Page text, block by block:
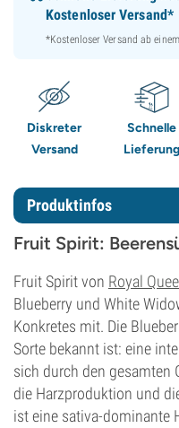
Kostenloser Versand*
*Kostenloser Versand ab
Diskreter
Versand
Schnelle
Lieferung
Produktinfos
Fruit Spirit:
Fruit Spirit von Royal
Blueberry und White
Konkretes mit. Die
Sorte bekannt ist: eine
sich durch den gesamten
die Harzproduktion und
ist eine sativa-dominante